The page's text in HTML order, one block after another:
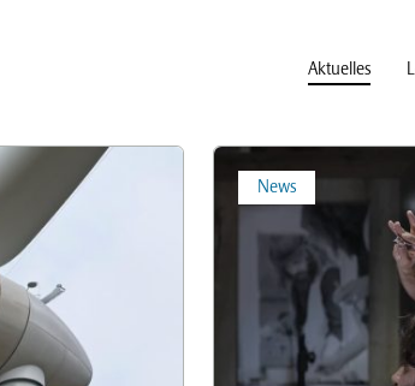
Aktuelles
News